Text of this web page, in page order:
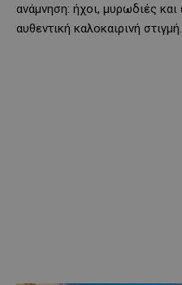
ανάμνηση: ήχοι, μυρωδιές
αυθεντική καλοκαιρινή στιγμή.